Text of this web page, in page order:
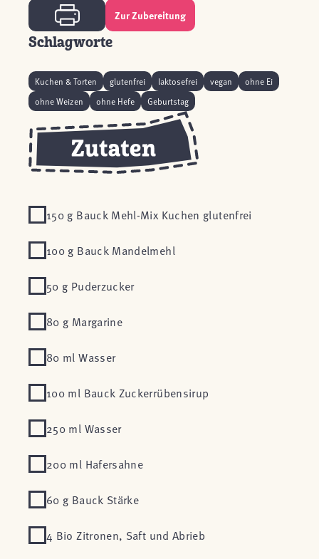
Zur Zubereitung
Schlagworte
Kuchen & Torten glutenfrei laktosefrei vegan
ohne Ei
ohne Weizen
ohne Hefe Geburtstag
150 g Bauck Mehl-Mix Kuchen glutenfrei
100 g Bauck Mandelmehl
50 g Puderzucker
80 g Margarine
80 ml Wasser
100 ml Bauck Zuckerrübensirup
250 ml Wasser
200 ml Hafersahne
60 g Bauck Stärke
4 Bio Zitronen, Saft und Abrieb